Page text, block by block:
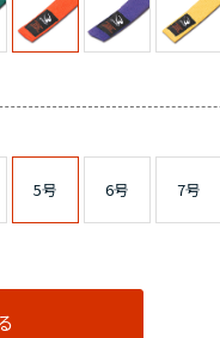
5号 6号 7号